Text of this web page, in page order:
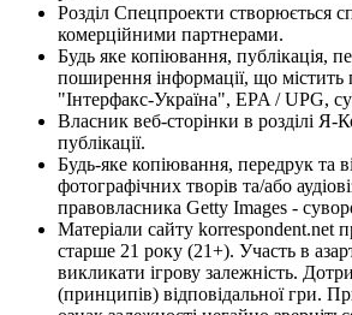
Розділ Спецпроекти створюється
комерційними партнерами.
Будь яке копіювання, публікація,
поширення інформації, що містить
"Інтерфакс-Україна", EPA / UPG,
Власник веб-сторінки в розділі Я-
публікації.
Будь-яке копіювання, передрук та
фотографічних творів та/або
правовласника Getty Images -
Матеріали сайту korrespondent.net
старше 21 року (21+). Участь в
викликати ігрову залежність.
(принципів) відповідальної гри.